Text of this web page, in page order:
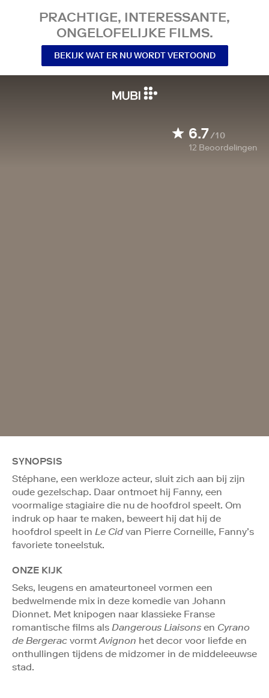
PRACHTIGE, INTERESSANTE,
ONGELOFELIJKE FILMS.
BEKIJK WAT ER NU WORDT VERTOOND
6.7/10
12 Beoordelingen
SYNOPSIS
Stéphane, een werkloze acteur, sluit zich aan bij zijn
oude gezelschap. Daar ontmoet hij Fanny, een
voormalige stagiaire die nu de hoofdrol speelt. Om
indruk op haar te maken, beweert hij dat hij de
hoofdrol speelt in Le Cidvan Pierre Corneille, Fanny’s
favoriete toneelstuk.
ONZE KIJK
Seks, leugens en amateurtoneel vormen een
bedwelmende mix in deze komedie van Johann
Dionnet. Met knipogen naar klassieke Franse
romantische films als Dangerous Liaisons en Cyrano
de Bergerac vormtAvignon het decor voor liefde en
onthullingen tijdens de midzomer in de middeleeuwse
stad.